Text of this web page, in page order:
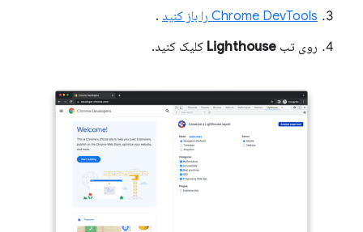
Chrome DevTools را باز کنید
.
روی تب Lighthouse کلیک کنید.